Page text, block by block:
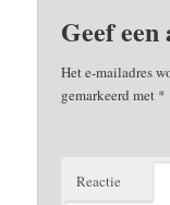
Geef
Het e-mailadres
gemarkeerd met *
Reactie